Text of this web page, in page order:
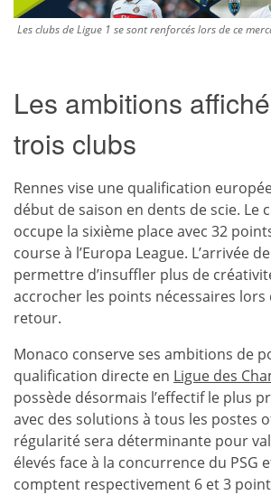
Les clubs de Ligue 1 se sont renforcés lors de ce
Les ambitions
trois clubs
Rennes vise une qualification
début de saison en dents de scie. Le
occupe la sixième place avec 32
course à l’Europa League. L’arrivée
permettre d’insuffler plus de
accrocher les points nécessaires lors
retour.
Monaco conserve ses ambitions de
qualification directe en Ligue des
possède désormais l’effectif le plus
avec des solutions à tous les postes
régularité sera déterminante pour
élevés face à la concurrence du PSG
comptent respectivement 6 et 3